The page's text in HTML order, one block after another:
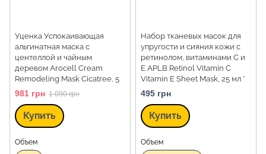
Уценка Успокаивающая
альгинатная маска с
центеллой и чайным
деревом Arocell Cream
Remodeling Mask Cicatree, 5
шт
981 грн 1 090 грн
Купить
Объем
Набор тканевых масок для
упругости и сияния кожи с
ретинолом, витаминами C и
E APLB Retinol Vitamin C
Vitamin E Sheet Mask, 25 мл *
10 шт
495 грн
Купить
Объем